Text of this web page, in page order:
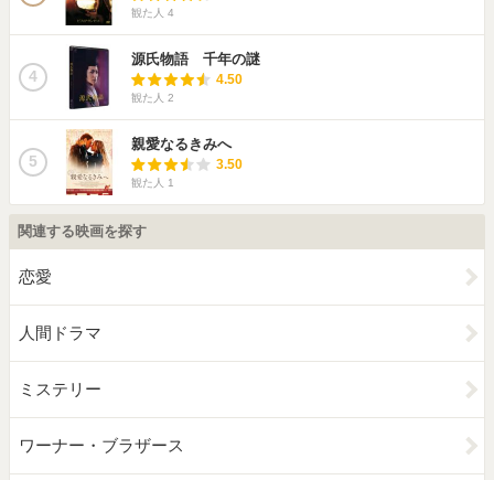
観た人 4
4
源氏物語 千年の謎
4.50
観た人 2
5
親愛なるきみへ
3.50
観た人 1
関連する映画を探す
恋愛
人間ドラマ
ミステリー
ワーナー・ブラザース